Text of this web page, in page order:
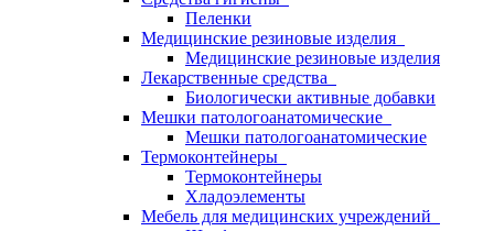
Пеленки
Медицинские резиновые изделия
Медицинские резиновые изделия
Лекарственные средства
Биологически активные добавки
Мешки патологоанатомические
Мешки патологоанатомические
Термоконтейнеры
Термоконтейнеры
Хладоэлементы
Мебель для медицинских учреждений